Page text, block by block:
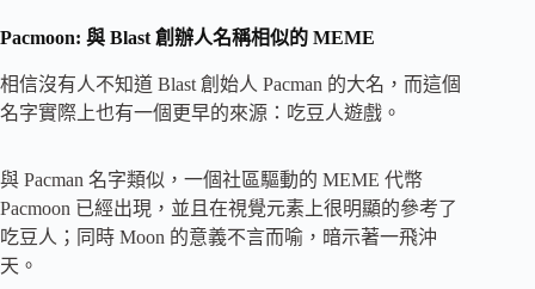
Pacmoon: 與 Blast 創辦人名稱相似的 MEME
相信沒有人不知道 Blast 創始人 Pacman 的大名，而這個
名字實際上也有一個更早的來源：吃豆人遊戲。
與 Pacman 名字類似，一個社區驅動的 MEME 代幣
Pacmoon 已經出現，並且在視覺元素上很明顯的參考了
吃豆人；同時 Moon 的意義不言而喻，暗示著一飛沖
天。